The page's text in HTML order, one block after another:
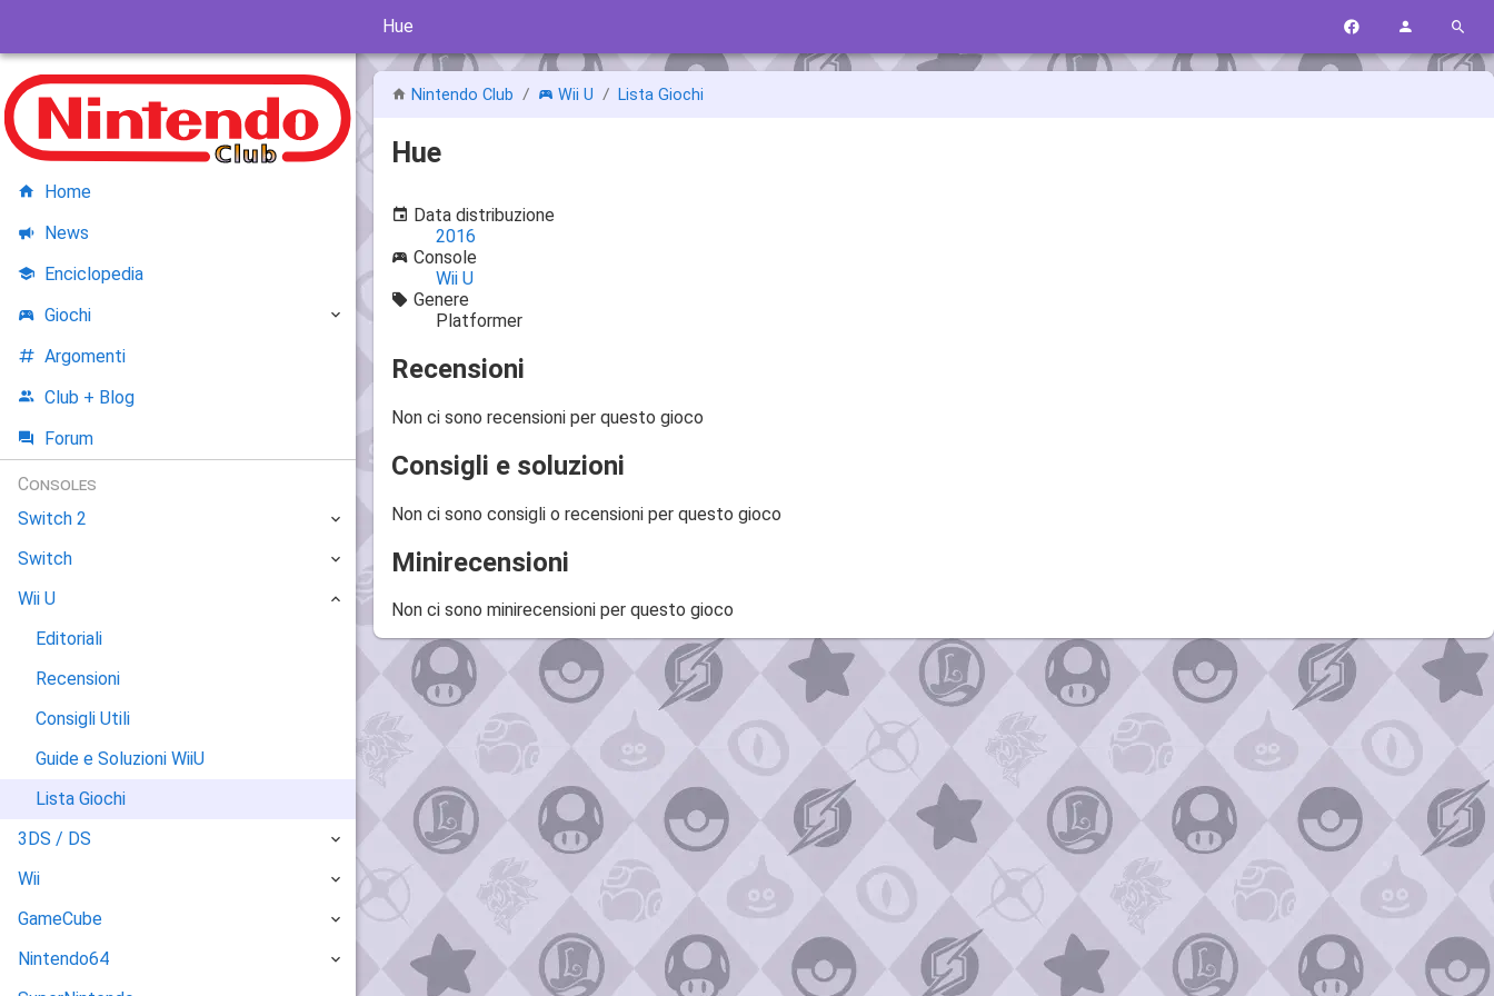
Hue
Nintendo Club Wii U Lista Giochi
Hue
Data distribuzione
2016
Console
Wii U
Genere
Platformer
Recensioni
Non ci sono recensioni per questo gioco
Consigli e soluzioni
Non ci sono consigli o recensioni per questo gioco
Minirecensioni
Non ci sono minirecensioni per questo gioco
Home
News
Enciclopedia
Giochi
Argomenti
Club + Blog
Forum
Consoles
Switch 2
Switch
Wii U
Editoriali
Recensioni
Consigli Utili
Guide e Soluzioni WiiU
Lista Giochi
3DS / DS
Wii
GameCube
Nintendo64